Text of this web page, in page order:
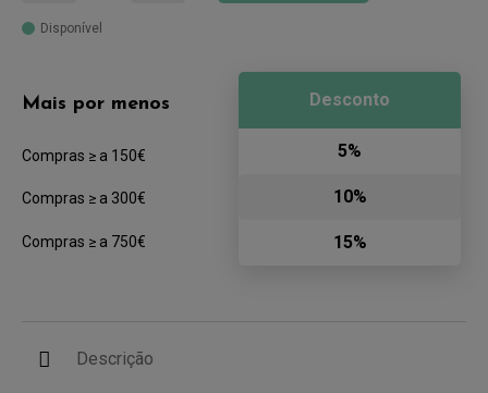
Disponível
Mais por menos
Compras ≥ a 150€
Compras ≥ a 300€
Compras ≥ a 750€
Desconto
5%
10%
15%
Descrição